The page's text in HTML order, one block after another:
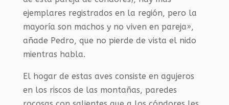
ejemplares registrados en la región, pero la
mayoría son machos y no viven en pareja»,
añade Pedro, que no pierde de vista el nido
mientras habla.
El hogar de estas aves consiste en agujeros
en los riscos de las montañas, paredes